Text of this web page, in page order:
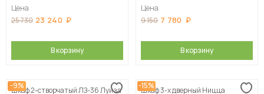
Цена
25 730 23 240
В корзину
Цена
9 150 7 780
В корзину
-9%
Шкаф 2-створчатый ЛЗ-36 Луиза
-15%
Шкаф 3-х дверный Ницца